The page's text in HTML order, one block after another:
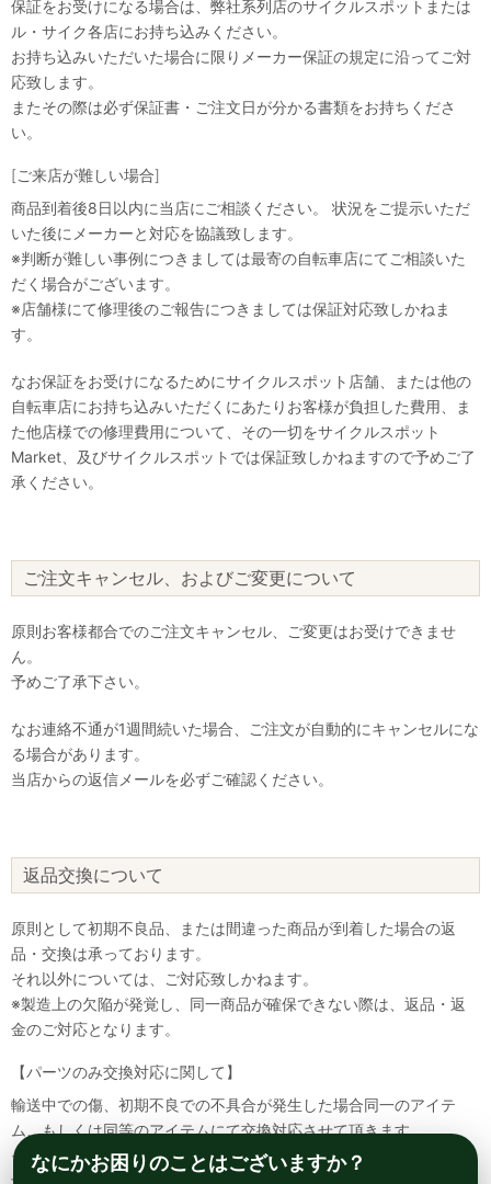
保証をお受けになる場合は、弊社系列店のサイクルスポットまたは
ル・サイク各店にお持ち込みください。
お持ち込みいただいた場合に限りメーカー保証の規定に沿ってご対
応致します。
またその際は必ず保証書・ご注文日が分かる書類をお持ちくださ
い。
[ご来店が難しい場合]
商品到着後8日以内に当店にご相談ください。 状況をご提示いただ
いた後にメーカーと対応を協議致します。
※判断が難しい事例につきましては最寄の自転車店にてご相談いた
だく場合がございます。
※店舗様にて修理後のご報告につきましては保証対応致しかねま
す。
なお保証をお受けになるためにサイクルスポット店舗、または他の
自転車店にお持ち込みいただくにあたりお客様が負担した費用、ま
た他店様での修理費用について、その一切をサイクルスポット
Market、及びサイクルスポットでは保証致しかねますので予めご了
承ください。
ご注文キャンセル、およびご変更について
原則お客様都合でのご注文キャンセル、ご変更はお受けできませ
ん。
予めご了承下さい。
なお連絡不通が1週間続いた場合、ご注文が自動的にキャンセルにな
る場合があります。
当店からの返信メールを必ずご確認ください。
返品交換について
原則として初期不良品、または間違った商品が到着した場合の返
品・交換は承っております。
それ以外については、ご対応致しかねます。
※製造上の欠陥が発覚し、同一商品が確保できない際は、返品・返
金のご対応となります。
【パーツのみ交換対応に関して】
輸送中での傷、初期不良での不具合が発生した場合同一のアイテ
ム、もしくは同等のアイテムにて交換対応させて頂きます。
その場合該当部品を着払いにて返送して頂く必要が御座いますので
予めご了承ください。
なにかお困りのことはございますか？